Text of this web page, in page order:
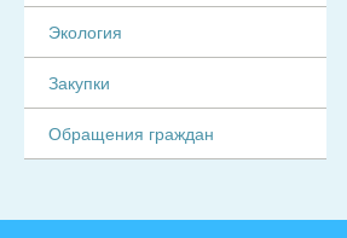
Экология
Закупки
Обращения граждан